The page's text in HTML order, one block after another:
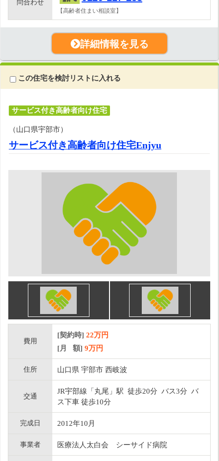
問合わせ
【高齢者住まい相談室】
詳細情報を見る
この住宅を検討リストに入れる
サービス付き高齢者向け住宅
（山口県宇部市）
サービス付き高齢者向け住宅Enjyu
費用
[契約時] 22万円
[月 額] 9万円
住所 山口県 宇部市 西岐波
交通
JR宇部線「丸尾」駅 徒歩20分 バス3分 バ
ス下車 徒歩10分
完成日 2012年10月
事業者 医療法人太白会 シーサイド病院